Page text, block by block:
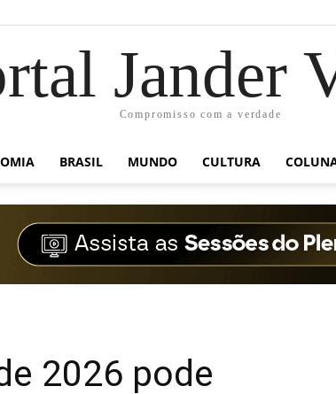
Jander
Compromisso com a verdade
BRASIL MUNDO CULTURA
2026 pode